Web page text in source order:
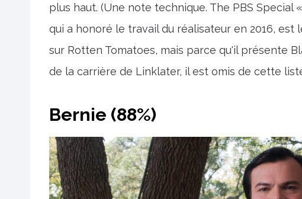
plus haut. (Une note technique. The PBS Special
qui a honoré le travail du réalisateur en 2016,
sur Rotten Tomatoes, mais parce qu'il présente
de la carrière de Linklater, il est omis de cette
Bernie (88%)